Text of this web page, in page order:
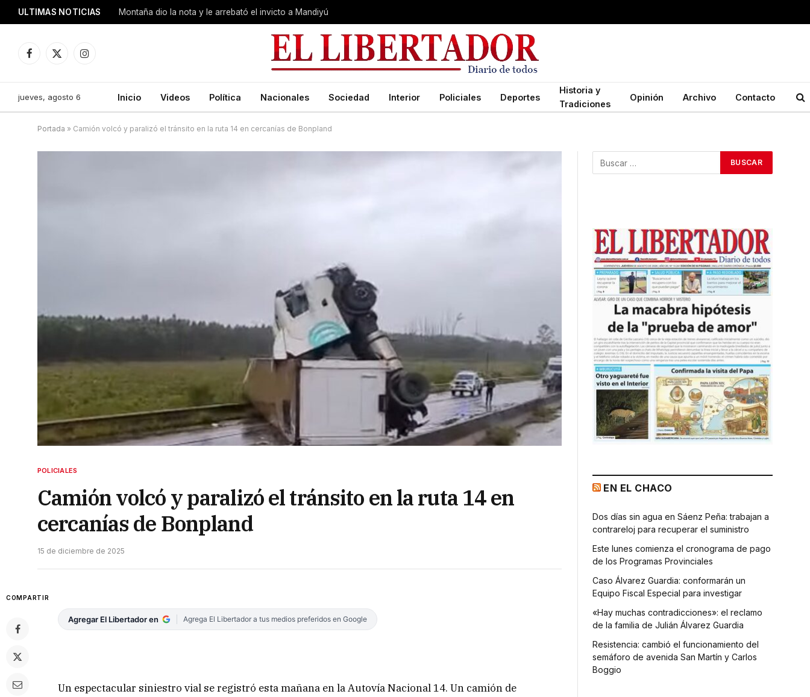
ULTIMAS NOTICIAS Montaña dio la nota y le arrebató el invicto a Mandiyú
Facebook
X
Instagram
jueves, agosto 6 Inicio Videos Política Nacionales Sociedad Interior Policiales Deportes
Historia y
Tradiciones
Opinión Archivo Contacto
Portada » Camión volcó y paralizó el tránsito en la ruta 14 en cercanías de Bonpland
POLICIALES
Camión volcó y paralizó el tránsito en la ruta 14 en
cercanías de Bonpland
15 de diciembre de 2025
COMPARTIR
Agregar El Libertador en Agrega El Libertador a tus medios preferidos en Google
Un espectacular siniestro vial se registró esta mañana en la Autovía Nacional 14. Un camión de
EN EL CHACO
Dos días sin agua en Sáenz Peña: trabajan a
contrareloj para recuperar el suministro
Este lunes comienza el cronograma de pago
de los Programas Provinciales
Caso Álvarez Guardia: conformarán un
Equipo Fiscal Especial para investigar
«Hay muchas contradicciones»: el reclamo
de la familia de Julián Álvarez Guardia
Resistencia: cambió el funcionamiento del
semáforo de avenida San Martín y Carlos
Boggio